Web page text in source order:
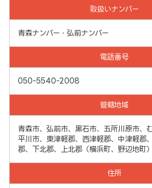
取扱いナンバー
青森ナンバー・弘前ナンバー
電話番号
050-5540-2008
管轄地域
青森市、弘前市、黒石市、五所川原市、
平川市、東津軽郡、西津軽郡、中津軽郡
郡、下北郡、上北郡（横浜町、野辺地町）
住所